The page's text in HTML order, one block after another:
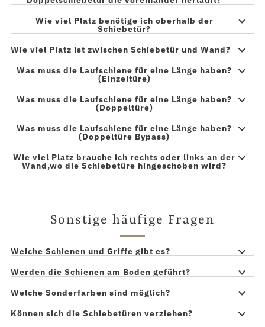
Wie viel Platz benötige ich oberhalb der
Schiebetür?
Wie viel Platz ist zwischen Schiebetür und Wand?
Was muss die Laufschiene für eine Länge haben?
(Einzeltüre)
Was muss die Laufschiene für eine Länge haben?
(Doppeltüre)
Was muss die Laufschiene für eine Länge haben?
(Doppeltüre Bypass)
Wie viel Platz brauche ich rechts oder links an der
Wand,wo die Schiebetüre hingeschoben wird?
Sonstige häufige Fragen
Welche Schienen und Griffe gibt es?
Werden die Schienen am Boden geführt?
Welche Sonderfarben sind möglich?
Können sich die Schiebetüren verziehen?